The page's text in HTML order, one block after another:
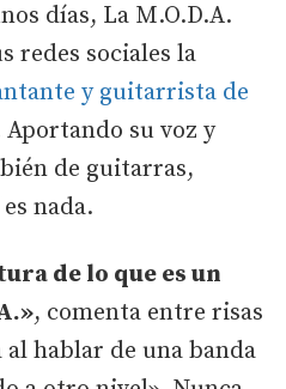
días, La M.O.D.A.
redes sociales la
y guitarrista de
Aportando su voz y
de guitarras,
nada.
de lo que es un
, comenta entre risas
hablar de una banda